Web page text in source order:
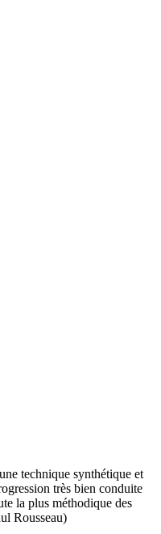
technique synthétique et
très bien conduite
la plus méthodique des
Rousseau)